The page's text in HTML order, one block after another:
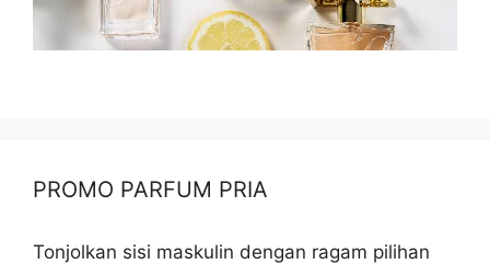
PROMO PARFUM PRIA
Tonjolkan sisi maskulin dengan ragam pilihan